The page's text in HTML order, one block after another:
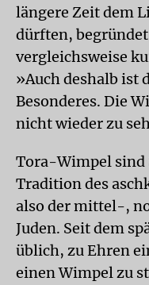
längere Zeit dem
dürften,
vergleichsweise
»Auch deshalb ist
Besonderes. Die
nicht wieder zu
Tora-Wimpel sind
Tradition des
also der mittel-,
Juden. Seit dem
üblich, zu Ehren
einen Wimpel zu